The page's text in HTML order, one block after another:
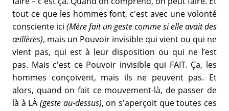
tout ce que les hommes font, c'est avec une volonté
consciente ici (Mère fait un geste comme si elle avait des
œillères), mais un Pouvoir invisible qui vient ou qui ne
vient pas, qui est à leur disposition ou qui ne l’est
pas. Mais c'est ce Pouvoir invisible qui FAIT. Ça, les
hommes conçoivent, mais ils ne peuvent pas. Et
alors, quand on fait ce mouvement-là, de passer de
là à LÀ (geste au-dessus), on s'aperçoit que toutes ces